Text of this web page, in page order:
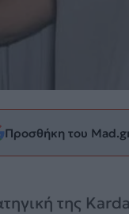
Προσθήκη του
της